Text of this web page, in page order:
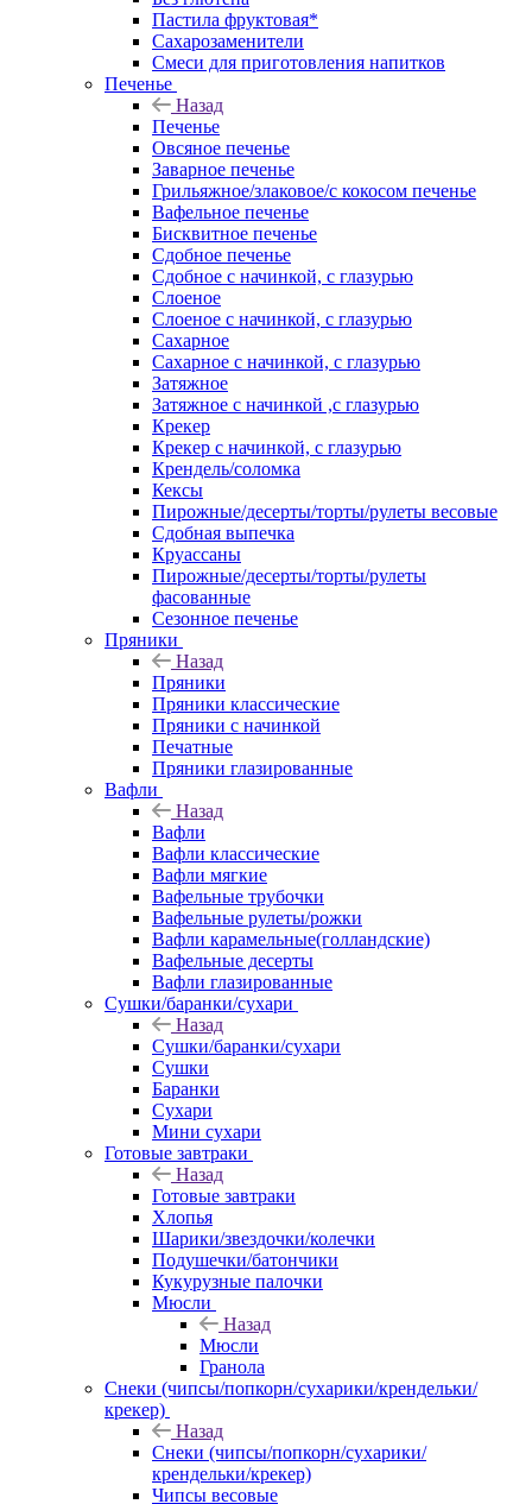
Пастила фруктовая*
Сахарозаменители
Смеси для приготовления напитков
Печенье
Назад
Печенье
Овсяное печенье
Заварное печенье
Грильяжное/злаковое/с кокосом печенье
Вафельное печенье
Бисквитное печенье
Сдобное печенье
Сдобное с начинкой, с глазурью
Слоеное
Слоеное с начинкой, с глазурью
Сахарное
Сахарное с начинкой, с глазурью
Затяжное
Затяжное с начинкой ,с глазурью
Крекер
Крекер с начинкой, с глазурью
Крендель/соломка
Кексы
Пирожные/десерты/торты/рулеты весовые
Сдобная выпечка
Круассаны
Пирожные/десерты/торты/рулеты
фасованные
Сезонное печенье
Пряники
Назад
Пряники
Пряники классические
Пряники с начинкой
Печатные
Пряники глазированные
Вафли
Назад
Вафли
Вафли классические
Вафли мягкие
Вафельные трубочки
Вафельные рулеты/рожки
Вафли карамельные(голландские)
Вафельные десерты
Вафли глазированные
Сушки/баранки/сухари
Назад
Сушки/баранки/сухари
Сушки
Баранки
Сухари
Мини сухари
Готовые завтраки
Назад
Готовые завтраки
Хлопья
Шарики/звездочки/колечки
Подушечки/батончики
Кукурузные палочки
Мюсли
Назад
Мюсли
Гранола
Снеки (чипсы/попкорн/сухарики/крендельки/
крекер)
Назад
Снеки (чипсы/попкорн/сухарики/
крендельки/крекер)
Чипсы весовые